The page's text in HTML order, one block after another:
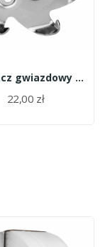
Napinacz gwiazdowy do drutu
22,00 zł